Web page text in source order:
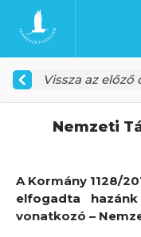
Ugrás a tartalomhoz
Főoldal
Vissza az előző
Nemzeti
A Kormány 1128/
elfogadta
vonatkozó –